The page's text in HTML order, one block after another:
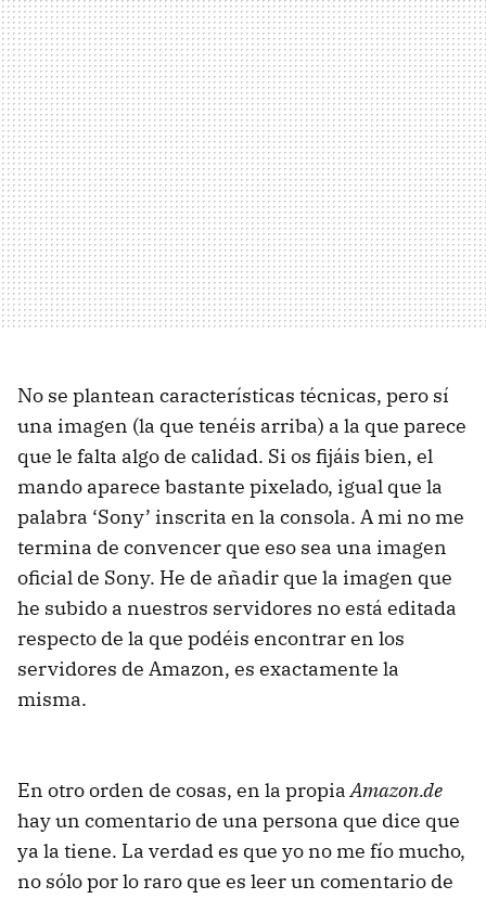
No se plantean características técnicas, pero sí
una imagen (la que tenéis arriba) a la que parece
que le falta algo de calidad. Si os fijáis bien, el
mando aparece bastante pixelado, igual que la
palabra ‘Sony’ inscrita en la consola. A mi no me
termina de convencer que eso sea una imagen
oficial de Sony. He de añadir que la imagen que
he subido a nuestros servidores no está editada
respecto de la que podéis encontrar en los
servidores de Amazon, es exactamente la
misma.
En otro orden de cosas, en la propiaAmazon.de
hay un comentario de una persona que dice que
ya la tiene. La verdad es que yo no me fío mucho,
no sólo por lo raro que es leer un comentario de